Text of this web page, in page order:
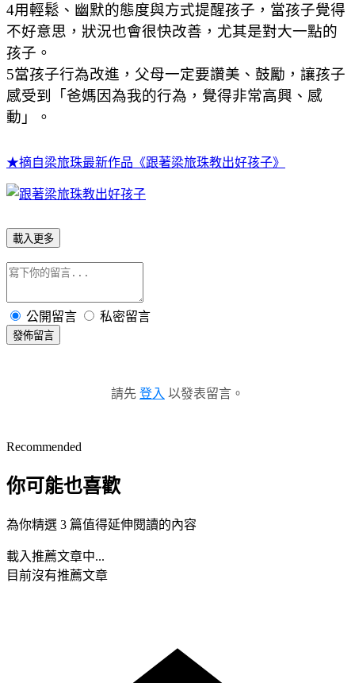
4用輕鬆、幽默的態度與方式提醒孩子，當孩子覺得
不好意思，狀況也會很快改善，尤其是對大一點的
孩子。
5當孩子行為改進，父母一定要讚美、鼓勵，讓孩子
感受到「爸媽因為我的行為，覺得非常高興、感
動」。
★摘自梁旅珠最新作品《跟著梁旅珠教出好孩子》
載入更多
公開留言 私密留言
發佈留言
請先 登入 以發表留言。
Recommended
你可能也喜歡
為你精選 3 篇值得延伸閱讀的內容
載入推薦文章中...
目前沒有推薦文章